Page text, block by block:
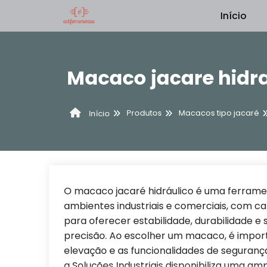
Início
Macaco jacare
Início Produtos Macacos tipo jacaré
O macaco jacaré hidráulico é uma
ambientes industriais e comerciais, com
para oferecer estabilidade, durabilidade e
precisão. Ao escolher um macaco, é
elevação e as funcionalidades de